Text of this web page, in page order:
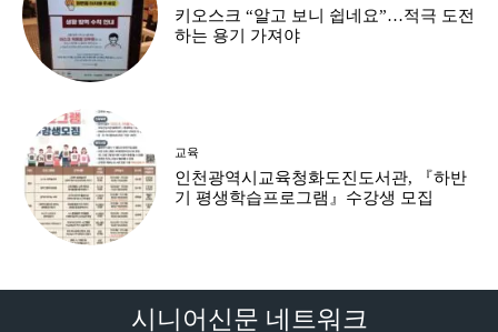
키오스크 “알고 보니 쉽네요”…적극 도전
하는 용기 가져야
교육
인천광역시교육청화도진도서관, 『하반
기 평생학습프로그램』수강생 모집
시니어신문 네트워크